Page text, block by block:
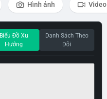
Hình ảnh Video
Biểu Đồ Xu
Hướng
Danh Sách Theo
Dõi